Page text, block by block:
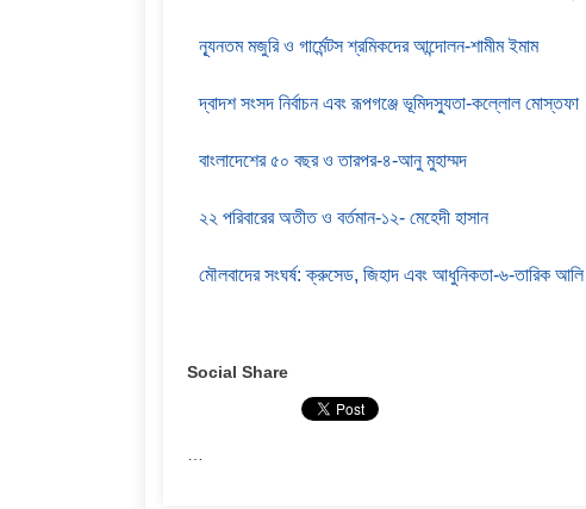
ন্যূনতম মজুরি ও গার্মেন্টস শ্রমিকদের আন্দোলন-শামীম ইমাম
দ্বাদশ সংসদ নির্বাচন এবং রূপগঞ্জে ভূমিদস্যুতা-কল্লোল মোস্তফা
বাংলাদেশের ৫০ বছর ও তারপর-৪-আনু মুহাম্মদ
২২ পরিবারের অতীত ও বর্তমান-১২- মেহেদী হাসান
মৌলবাদের সংঘর্ষ: ক্রুসেড, জিহাদ এবং আধুনিকতা-৬-তারিক আলি
Social Share